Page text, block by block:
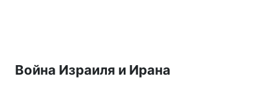
Война Израиля и Ирана